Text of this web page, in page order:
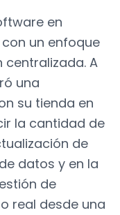
con un enfoque
centralizada. A
una
su tienda en
la cantidad de
de
datos y en la
de
real desde una